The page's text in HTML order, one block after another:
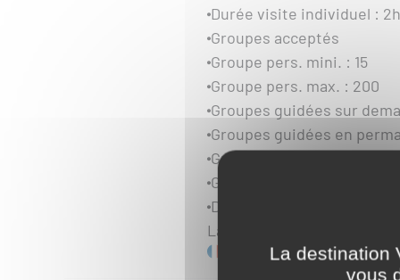
Durée visite individuel :
Groupes acceptés
Groupe pers. mini. : 15
Groupe pers. max. : 200
Groupes guidées sur
Groupes guidées en
Groupes libres sur demande
Groupes libres en
Durée visite groupe : 1h
Langues des panneaux
La destination
vous